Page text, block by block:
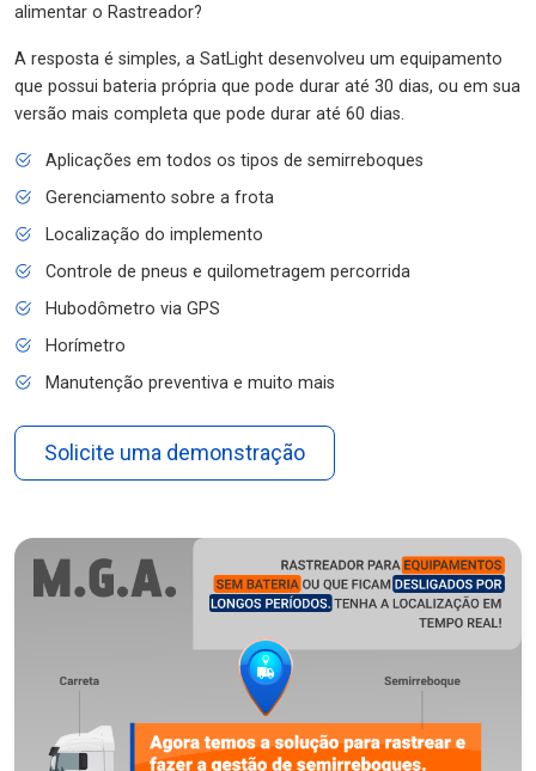
alimentar o Rastreador?
A resposta é simples, a SatLight desenvolveu um equipamento
que possui bateria própria que pode durar até 30 dias, ou em sua
versão mais completa que pode durar até 60 dias.
Aplicações em todos os tipos de semirreboques
Gerenciamento sobre a frota
Localização do implemento
Controle de pneus e quilometragem percorrida
Hubodômetro via GPS
Horímetro
Manutenção preventiva e muito mais
Solicite uma demonstração